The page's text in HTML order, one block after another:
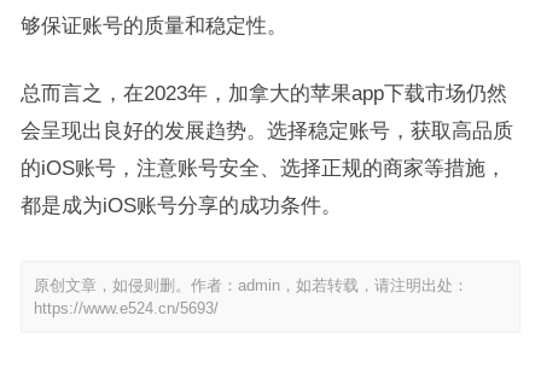
够保证账号的质量和稳定性。
总而言之，在2023年，加拿大的苹果app下载市场仍然
会呈现出良好的发展趋势。选择稳定账号，获取高品质
的iOS账号，注意账号安全、选择正规的商家等措施，
都是成为iOS账号分享的成功条件。
原创文章，如侵则删。作者：admin，如若转载，请注明出处：
https://www.e524.cn/5693/